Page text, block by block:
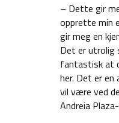
– Dette gir
opprette min
gir meg en
Det er utrolig
fantastisk at
her. Det er
vil være ved
Andreia